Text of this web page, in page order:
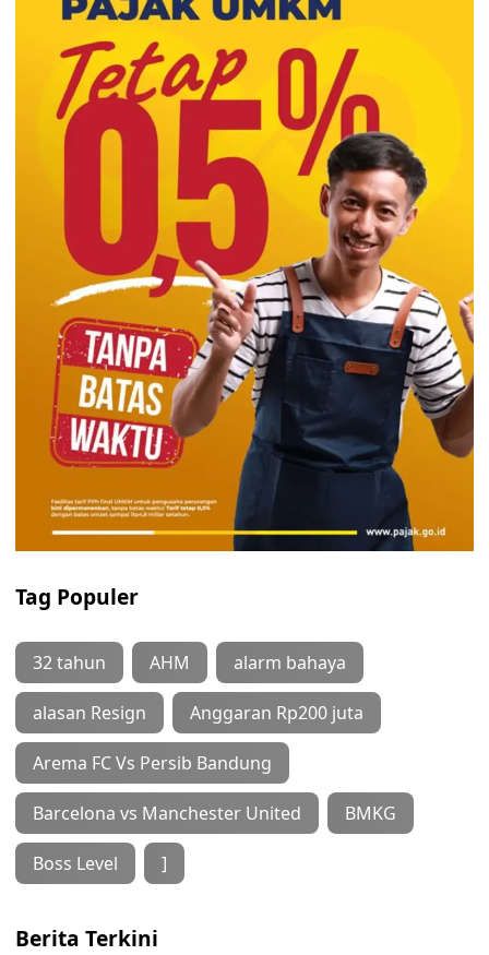
Tag Populer
32 tahun AHM alarm bahaya
alasan Resign Anggaran Rp200 juta
Arema FC Vs Persib Bandung
Barcelona vs Manchester United BMKG
Boss Level ]
Berita Terkini